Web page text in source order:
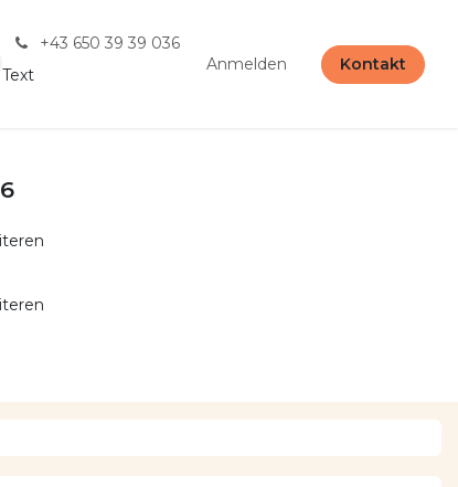
+43 650 39 39 036
Text
Anmelden Kontakt